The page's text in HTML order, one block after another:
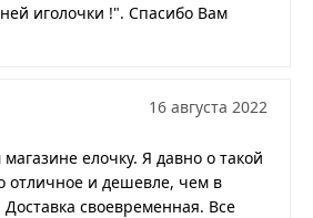
иголочки !". Спасибо Вам
16 августа 2022
елочку. Я давно о такой
отличное и дешевле, чем в
Доставка своевременная. Все